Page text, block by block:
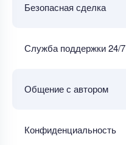
Безопасная сделка
Служба поддержки 24/7
Общение с автором
Конфиденциальность